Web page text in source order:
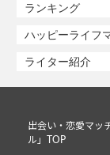
ランキング
ハッピーライフ
ライター紹介
出会い・恋愛マッ
ル」TOP